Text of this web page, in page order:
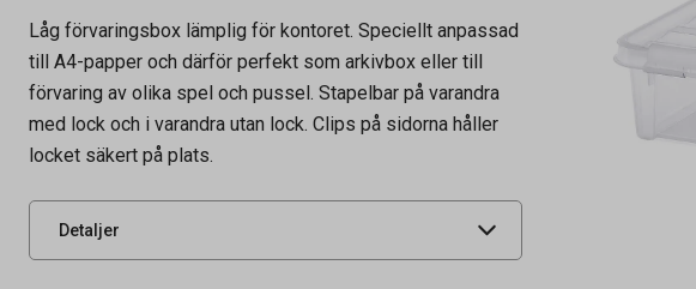
Låg förvaringsbox lämplig för kontoret. Speciellt anpassad
till A4-papper och därför perfekt som arkivbox eller till
förvaring av olika spel och pussel. Stapelbar på varandra
med lock och i varandra utan lock. Clips på sidorna håller
locket säkert på plats.
Detaljer
Artikelnummer 64350234
46317,64350228
Leverantörens
UNSPSC 44111515